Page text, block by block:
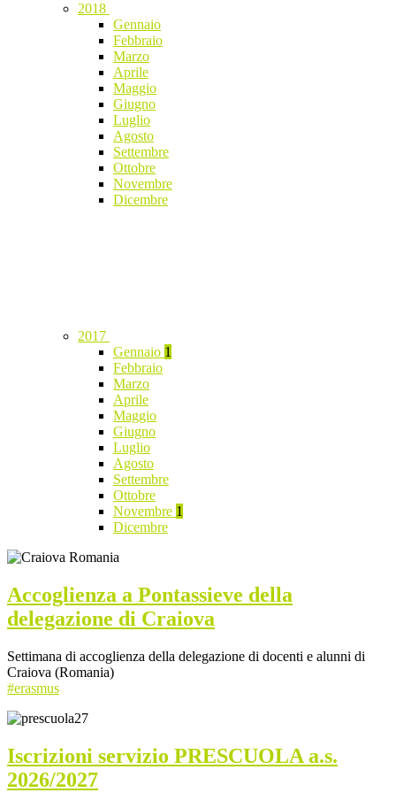
2018
Gennaio
Febbraio
Marzo
Aprile
Maggio
Giugno
Luglio
Agosto
Settembre
Ottobre
Novembre
Dicembre
2017
Gennaio 1
Febbraio
Marzo
Aprile
Maggio
Giugno
Luglio
Agosto
Settembre
Ottobre
Novembre 1
Dicembre
Accoglienza a Pontassieve della
delegazione di Craiova
Settimana di accoglienza della delegazione di docenti e alunni di
Craiova (Romania)
#erasmus
Iscrizioni servizio PRESCUOLA a.s.
2026/2027